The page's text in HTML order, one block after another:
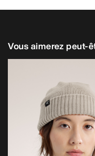
Vous aimerez peut-